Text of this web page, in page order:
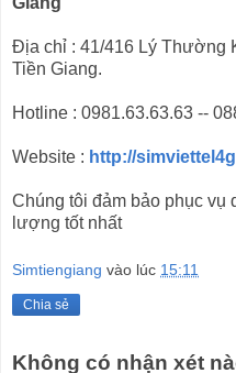
Địa chỉ : 41/416 Lý Thường
Tiền Giang.
Hotline : 0981.63.63.63 --
Website : http://
Chúng tôi đảm bảo phục vụ
lượng tốt nhất
Simtiengiang vào lúc 15:11
Chia sẻ
Không có nhận xét